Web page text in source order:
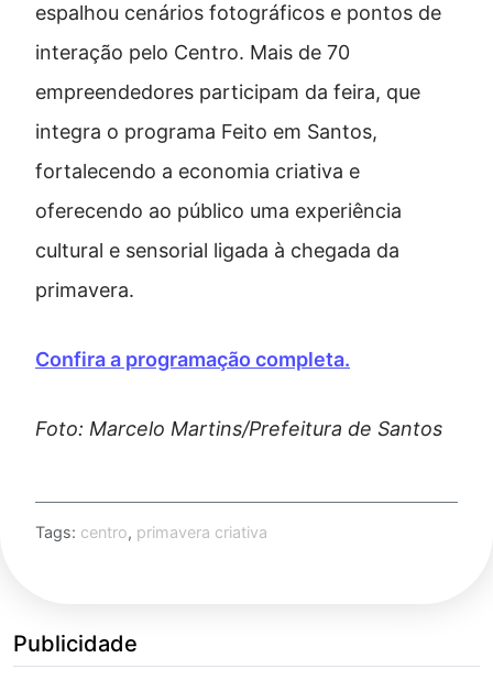
espalhou cenários fotográficos e pontos de
interação pelo Centro. Mais de 70
empreendedores participam da feira, que
integra o programa Feito em Santos,
fortalecendo a economia criativa e
oferecendo ao público uma experiência
cultural e sensorial ligada à chegada da
primavera.
Confira a programação completa.
Foto: Marcelo Martins/Prefeitura de Santos
Tags: centro, primavera criativa
Publicidade